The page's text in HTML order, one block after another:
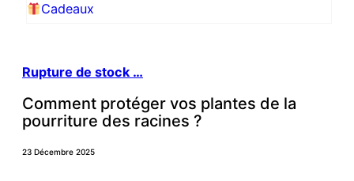
Cadeaux
Rupture de stock …
Comment protéger vos plantes de la
pourriture des racines ?
23 Décembre 2025